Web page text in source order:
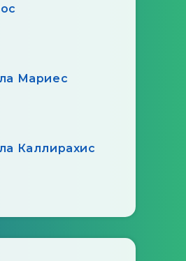
Мариес
Каллирахис